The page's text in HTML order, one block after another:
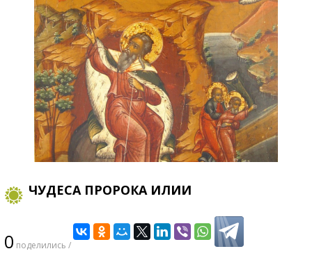
ЧУДЕСА ПРОРОКА ИЛИИ
0 поделились /